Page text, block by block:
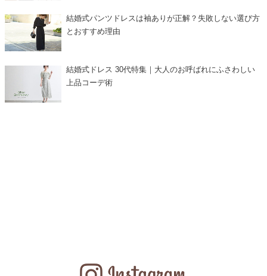
結婚式パンツドレスは袖ありが正解？失敗しない選び方
とおすすめ理由
結婚式ドレス 30代特集｜大人のお呼ばれにふさわしい
上品コーデ術